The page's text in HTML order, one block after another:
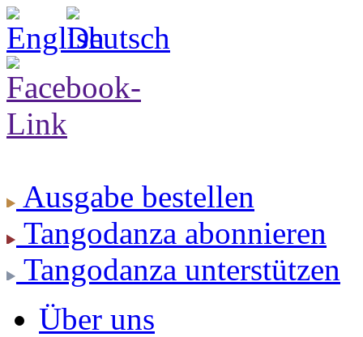
Ausgabe bestellen
Tangodanza abonnieren
Tangodanza unterstützen
Über uns